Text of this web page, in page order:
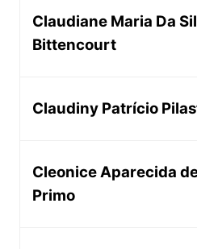
Claudiane Maria Da
Bittencourt
Claudiny Patrício
Cleonice Aparecida
Primo